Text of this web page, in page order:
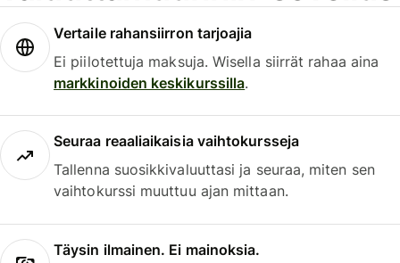
Vertaile rahansiirron tarjoajia
Ei piilotettuja maksuja. Wisella siirrät rahaa aina
markkinoiden keskikurssilla.
Seuraa reaaliaikaisia vaihtokursseja
Tallenna suosikkivaluuttasi ja seuraa, miten sen
vaihtokurssi muuttuu ajan mittaan.
Täysin ilmainen. Ei mainoksia.